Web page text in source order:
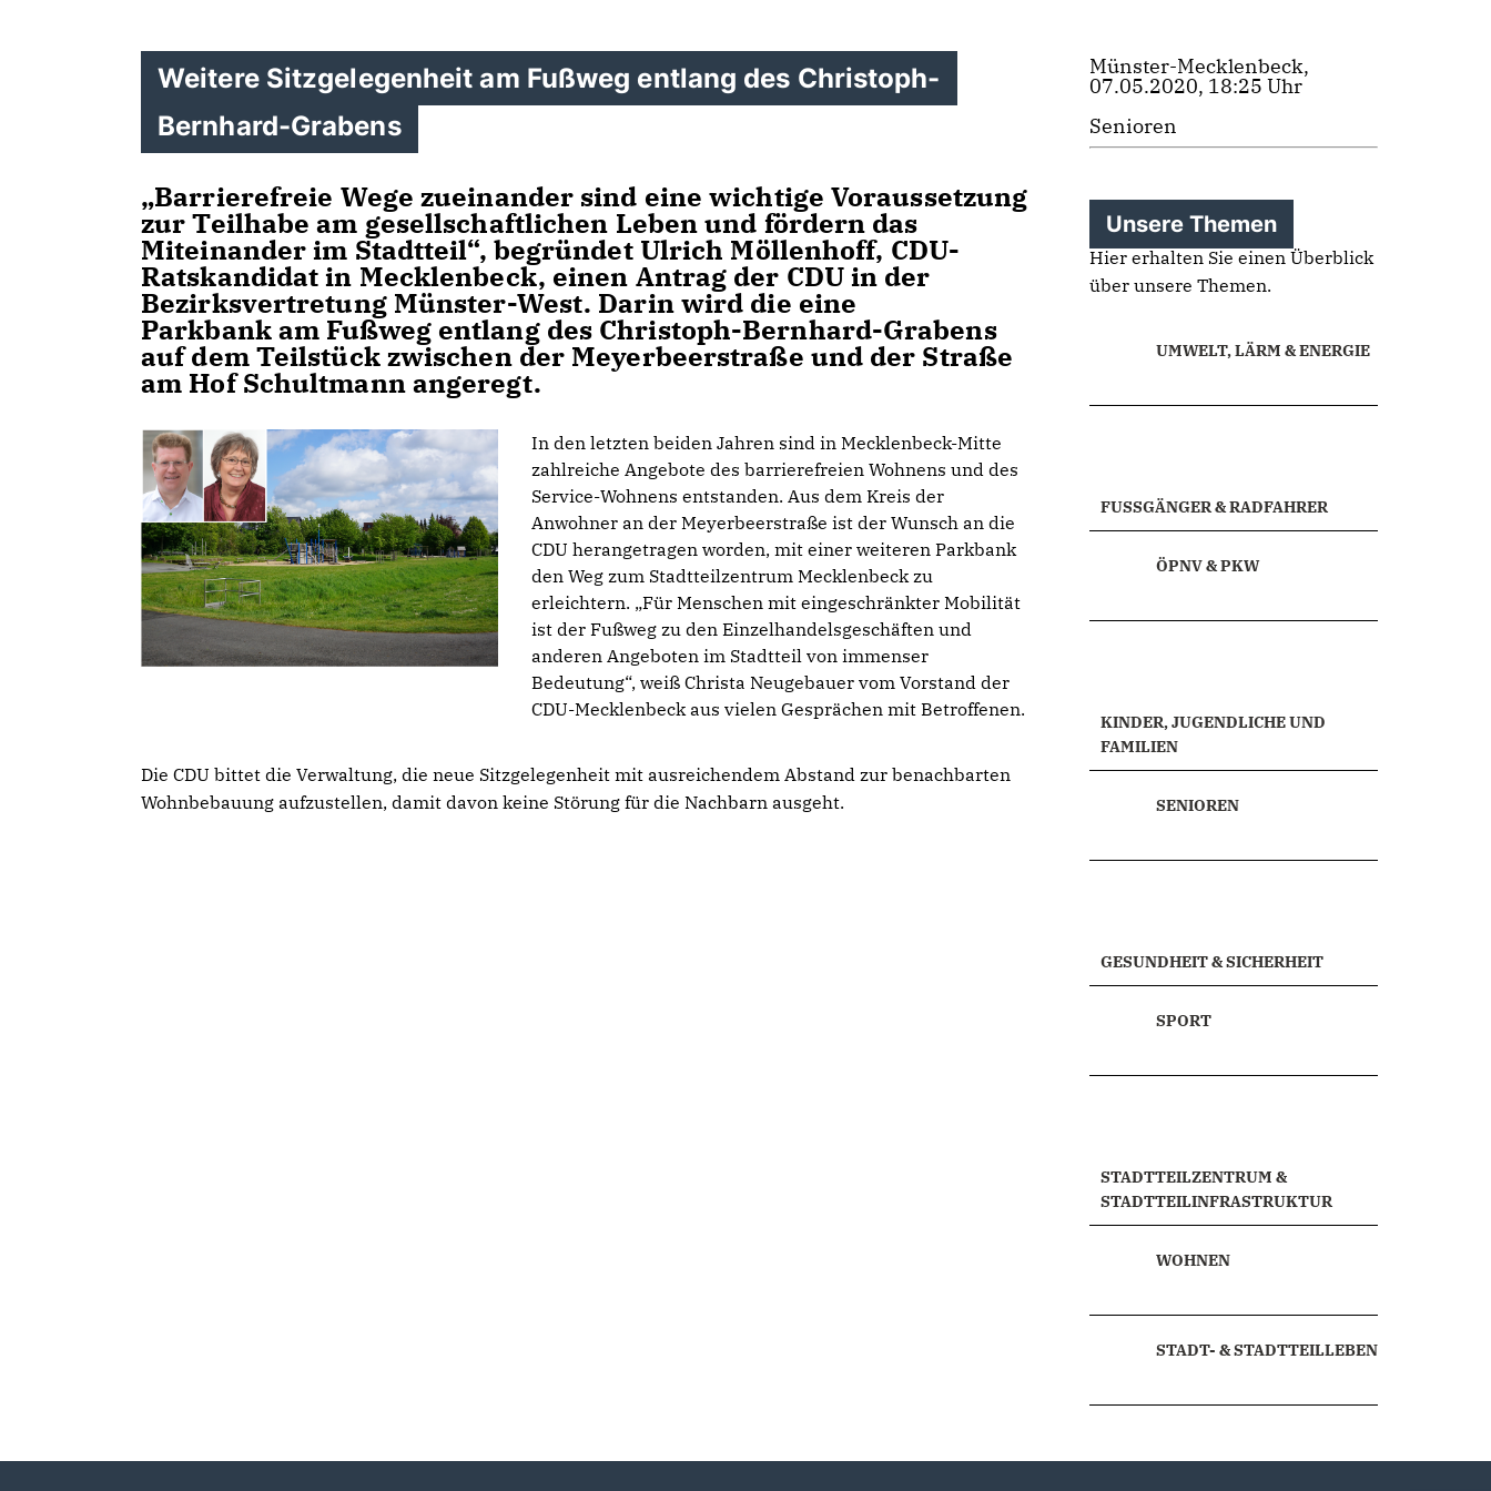
Weitere Sitzgelegenheit am Fußweg entlang des Christoph-
Bernhard-Grabens
Barrierefreie Wege zueinander sind eine wichtige Voraussetzung
zur Teilhabe am gesellschaftlichen Leben und fördern das
Miteinander im Stadtteil“, begründet Ulrich Möllenhoff, CDU-
Ratskandidat in Mecklenbeck, einen Antrag der CDU in der
Bezirksvertretung Münster-West. Darin wird die eine
Parkbank am Fußweg entlang des Christoph-Bernhard-Grabens
auf dem Teilstück zwischen der Meyerbeerstraße und der Straße
am Hof Schultmann angeregt.
In den letzten beiden Jahren sind in Mecklenbeck-Mitte
zahlreiche Angebote des barrierefreien Wohnens und des
Service-Wohnens entstanden. Aus dem Kreis der
Anwohner an der Meyerbeerstraße ist der Wunsch an die
CDU herangetragen worden, mit einer weiteren Parkbank
den Weg zum Stadtteilzentrum Mecklenbeck zu
erleichtern. „Für Menschen mit eingeschränkter Mobilität
ist der Fußweg zu den Einzelhandelsgeschäften und
anderen Angeboten im Stadtteil von immenser
Bedeutung“, weiß Christa Neugebauer vom Vorstand der
CDU-Mecklenbeck aus vielen Gesprächen mit Betroffenen.
Die CDU bittet die Verwaltung, die neue Sitzgelegenheit mit ausreichendem Abstand zur benachbarten
Wohnbebauung aufzustellen, damit davon keine Störung für die Nachbarn ausgeht.
Münster-Mecklenbeck,
07.05.2020, 18:25 Uhr
Senioren
Unsere Themen
Hier erhalten Sie einen Überblick
über unsere Themen.
UMWELT, LÄRM & ENERGIE
FUSSGÄNGER & RADFAHRER
ÖPNV & PKW
KINDER, JUGENDLICHE UND
FAMILIEN
SENIOREN
GESUNDHEIT & SICHERHEIT
SPORT
STADTTEILZENTRUM &
STADTTEILINFRASTRUKTUR
WOHNEN
STADT- & STADTTEILLEBEN